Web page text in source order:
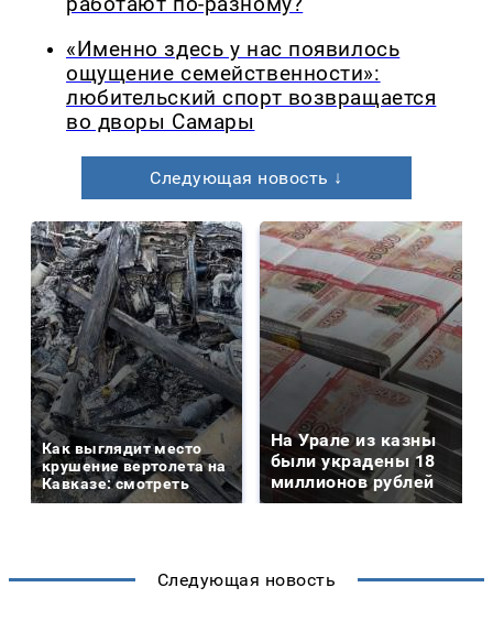
«Именно здесь у нас появилось
ощущение семейственности»:
любительский спорт возвращается
во дворы Самары
Следующая новость ↓
Как выглядит место
крушение вертолета на
Кавказе: смотреть
На Урале из казны
были украдены 18
миллионов рублей
Следующая новость